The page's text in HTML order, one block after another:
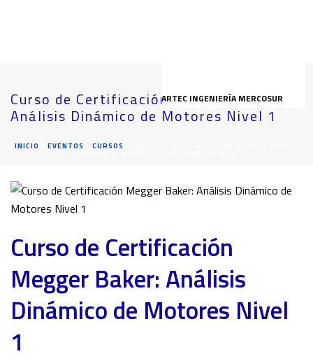
ARTEC INGENIERÍA MERCOSUR
Curso de Certificación Megger Baker:
Análisis Dinámico de Motores Nivel 1
INICIO EVENTOS CURSOS
Curso de Certificación
Megger Baker: Análisis
Dinámico de Motores Nivel
1